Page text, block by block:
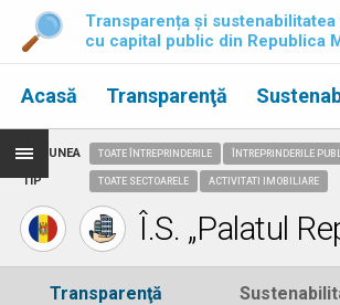
Transparența și
cu capital public din Republica
Acasă Transparenţă
REGIUNEA
TIP
TOATE ÎNTREPRINDERILE ÎNTREPRINDERILE
TOATE SECTOARELE ACTIVITATI IMOBILIARE
Î.S. „Palatul
Transparenţă